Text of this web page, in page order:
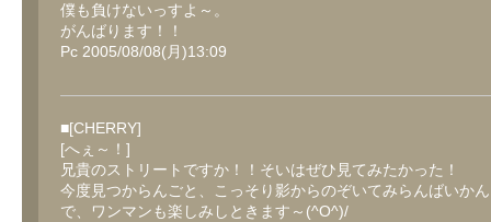
僕も負けないっすよ～。
がんばります！！
Pc 2005/08/08(月)13:09
■[CHERRY]
[へぇ～！]
兄貴のストリートですか！！そいはぜひ見てみたかった！
今度見つからんごと、こっそり影からのぞいてみらんばいか
で、ワンマンも楽しみしときます～(^O^)/